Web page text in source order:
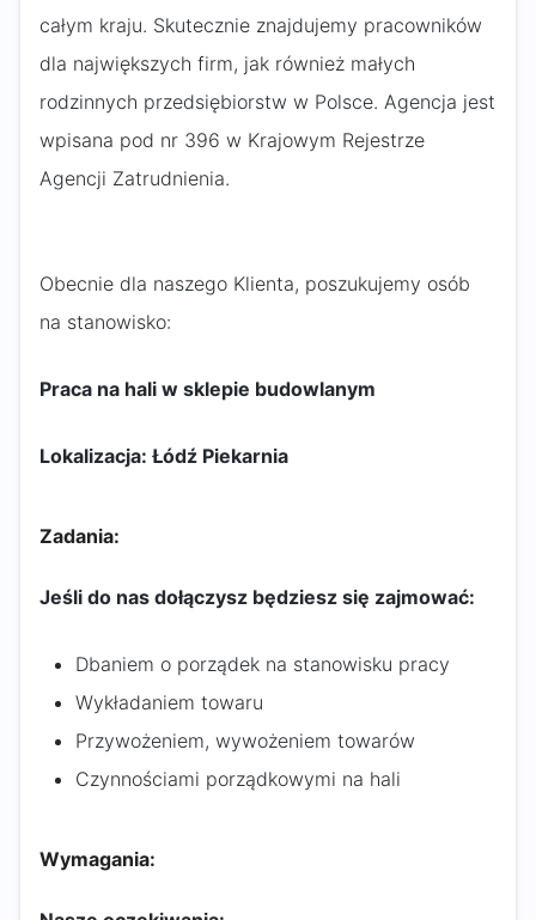
całym kraju. Skutecznie znajdujemy pracowników
dla największych firm, jak również małych
rodzinnych przedsiębiorstw w Polsce. Agencja jest
wpisana pod nr 396 w Krajowym Rejestrze
Agencji Zatrudnienia.
Obecnie dla naszego Klienta, poszukujemy osób
na stanowisko:
Praca na hali w sklepie budowlanym
Lokalizacja: Łódź Piekarnia
Zadania:
Jeśli do nas dołączysz będziesz się zajmować:
Dbaniem o porządek na stanowisku pracy
Wykładaniem towaru
Przywożeniem, wywożeniem towarów
Czynnościami porządkowymi na hali
Wymagania: